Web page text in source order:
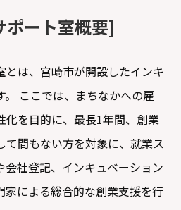
ポート室概要]
とは、宮崎市が開設したインキ
。 ここでは、まちなかへの雇
化を目的に、最長1年間、創業
て間もない方を対象に、就業ス
社登記、インキュベーション
家による総合的な創業支援を行